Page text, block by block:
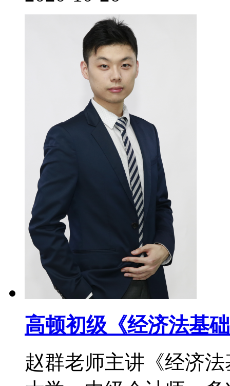
高顿初级《经济法基
赵群老师主讲《经济